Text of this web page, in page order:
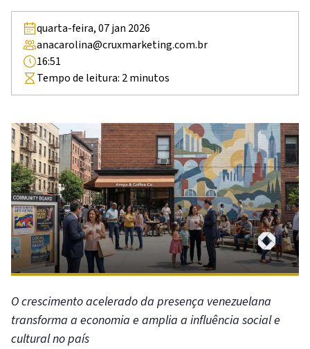
quarta-feira, 07 jan 2026
anacarolina@cruxmarketing.com.br
16:51
Tempo de leitura: 2minutos
O crescimento acelerado da presença venezuelana
transforma a economia e amplia a influência social e
cultural no país